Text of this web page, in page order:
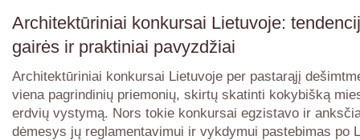
Architektūriniai konkursai Lietuvoje:
gairės ir praktiniai pavyzdžiai
Architektūriniai konkursai Lietuvoje per pastarąjį
viena pagrindinių priemonių, skirtų skatinti kokybišką
erdvių vystymą. Nors tokie konkursai egzistavo ir
dėmesys jų reglamentavimui ir vykdymui pastebimas po